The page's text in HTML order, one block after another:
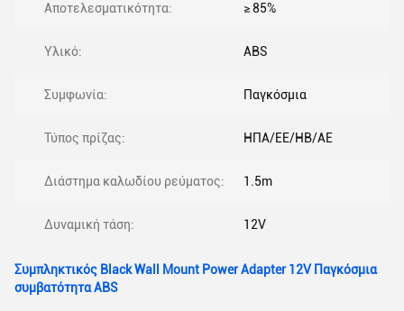
Αποτελεσματικότητα: ≥ 85%
Υλικό: ABS
Συμφωνία: Παγκόσμια
Τύπος πρίζας: ΗΠΑ/ΕΕ/ΗΒ/ΑΕ
Διάστημα καλωδίου ρεύματος: 1.5m
Δυναμική τάση: 12V
Συμπληκτικός Black Wall Mount Power Adapter 12V Παγκόσμια
συμβατότητα ABS